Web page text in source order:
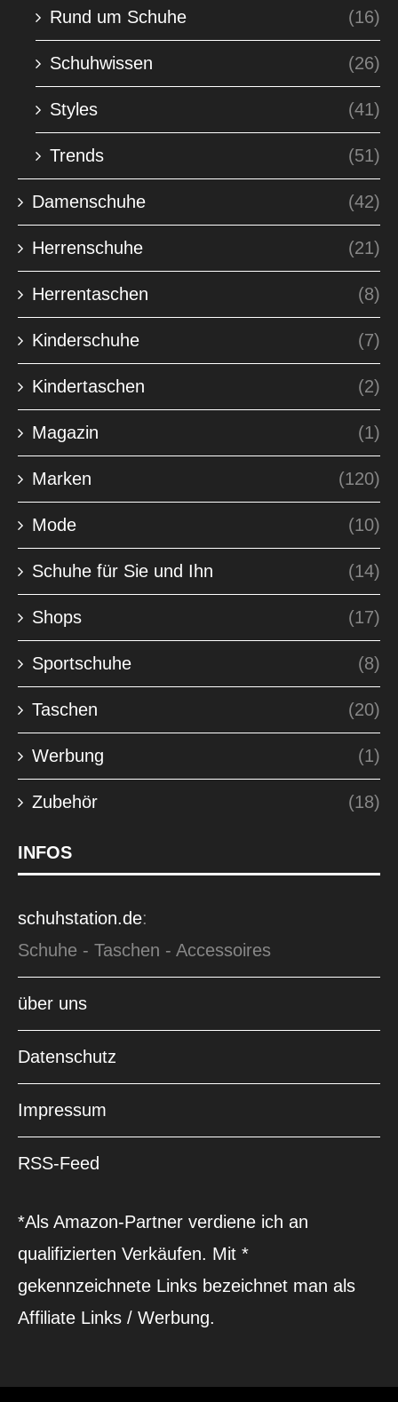
Rund um Schuhe (16)
Schuhwissen (26)
Styles (41)
Trends (51)
Damenschuhe (42)
Herrenschuhe (21)
Herrentaschen (8)
Kinderschuhe (7)
Kindertaschen (2)
Magazin (1)
Marken (120)
Mode (10)
Schuhe für Sie und Ihn (14)
Shops (17)
Sportschuhe (8)
Taschen (20)
Werbung (1)
Zubehör (18)
INFOS
schuhstation.de:
Schuhe - Taschen - Accessoires
über uns
Datenschutz
Impressum
RSS-Feed
*Als Amazon-Partner verdiene ich an
qualifizierten Verkäufen. Mit *
gekennzeichnete Links bezeichnet man als
Affiliate Links / Werbung.